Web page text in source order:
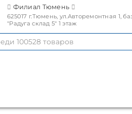
Филиал Тюмень
625017 г.Тюмень, ул.Авторемонтная 1,
"Радуга склад 5" 1 этаж